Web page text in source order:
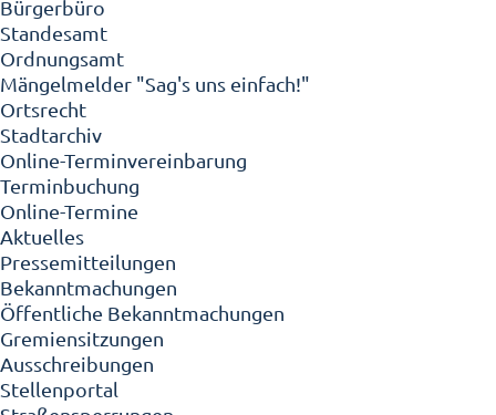
Bürgerbüro
Standesamt
Ordnungsamt
Mängelmelder "Sag's uns einfach!"
Ortsrecht
Stadtarchiv
Online-Terminvereinbarung
Terminbuchung
Online-Termine
Aktuelles
Pressemitteilungen
Bekanntmachungen
Öffentliche Bekanntmachungen
Gremiensitzungen
Ausschreibungen
Stellenportal